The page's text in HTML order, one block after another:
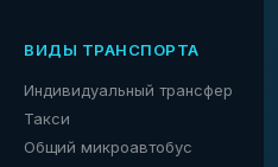
ВИДЫ ТРАНСПОРТА
Индивидуальный трансфер
Такси
Общий микроавтобус